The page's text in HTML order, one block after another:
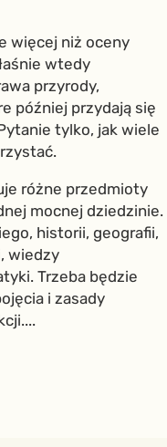
więcej niż oceny
wtedy
przyrody,
później przydają się
tylko, jak wiele
różne przedmioty
mocnej dziedzinie.
historii, geografii,
wiedzy
Trzeba będzie
i zasady